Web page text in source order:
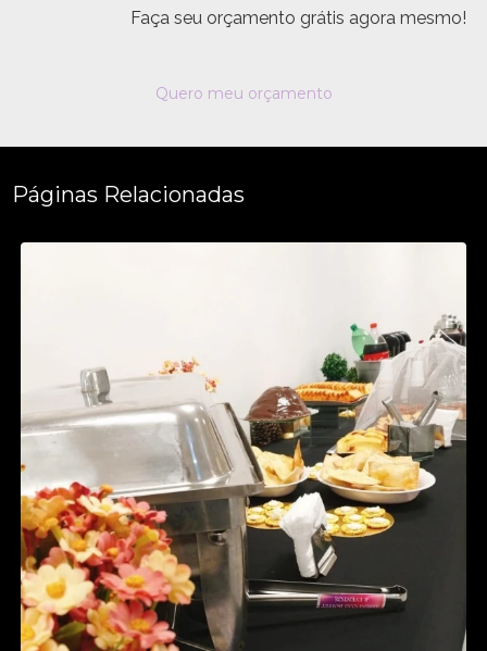
Faça seu orçamento grátis agora mesmo!
Quero meu orçamento
Páginas Relacionadas